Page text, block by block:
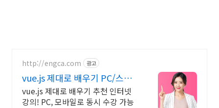
http://engca.com 광고
vue.js 제대로 배우기 PC/스마
트폰 동영상강의
vue.js 제대로 배우기 추천 인터넷
강의! PC, 모바일로 동시 수강 가능